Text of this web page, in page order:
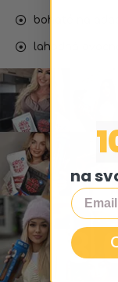
bohaté na
lahodná
3
na
Email